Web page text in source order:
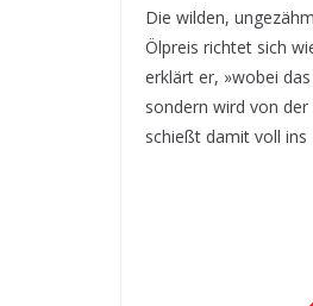
Die wilden,
Ölpreis richtet sich
erklärt er, »wobei
sondern wird von
schießt damit voll ins